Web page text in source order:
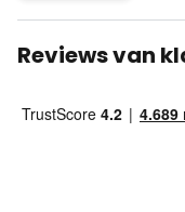
Reviews van